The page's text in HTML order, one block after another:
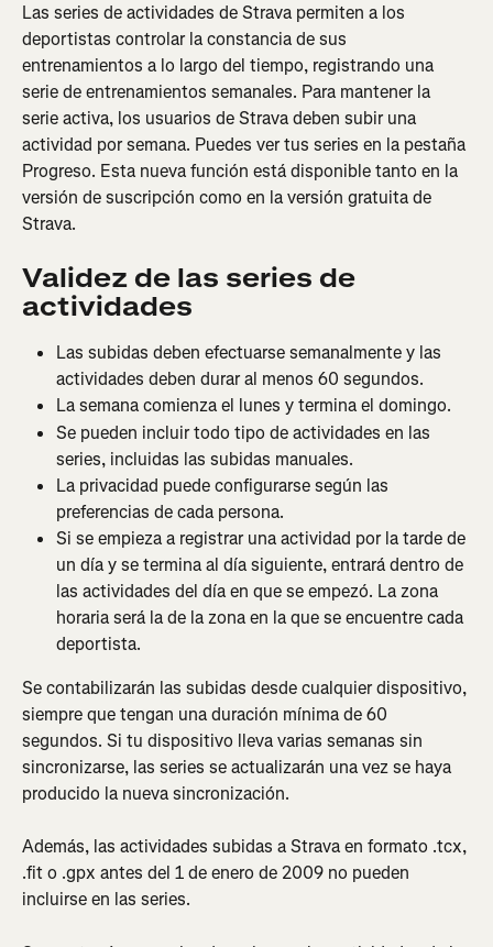
Las series de actividades de Strava permiten a los
deportistas controlar la constancia de sus
entrenamientos a lo largo del tiempo, registrando una
serie de entrenamientos semanales. Para mantener la
serie activa, los usuarios de Strava deben subir una
actividad por semana. Puedes ver tus series en la pestaña
Progreso. Esta nueva función está disponible tanto en la
versión de suscripción como en la versión gratuita de
Strava.
Validez de las series de
actividades
Las subidas deben efectuarse semanalmente y las
actividades deben durar al menos 60 segundos.
La semana comienza el lunes y termina el domingo.
Se pueden incluir todo tipo de actividades en las
series, incluidas las subidas manuales.
La privacidad puede configurarse según las
preferencias de cada persona.
Si se empieza a registrar una actividad por la tarde de
un día y se termina al día siguiente, entrará dentro de
las actividades del día en que se empezó. La zona
horaria será la de la zona en la que se encuentre cada
deportista.
Se contabilizarán las subidas desde cualquier dispositivo,
siempre que tengan una duración mínima de 60
segundos. Si tu dispositivo lleva varias semanas sin
sincronizarse, las series se actualizarán una vez se haya
producido la nueva sincronización.
Además, las actividades subidas a Strava en formato .tcx,
.fit o .gpx antes del 1 de enero de 2009 no pueden
incluirse en las series.